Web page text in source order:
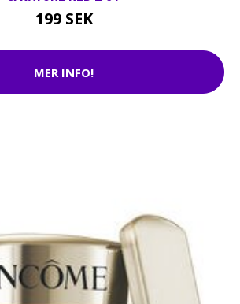
199 SEK
MER INFO!